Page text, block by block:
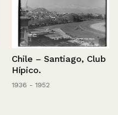
Chile – Santiago, Club
Hípico.
1936 - 1952